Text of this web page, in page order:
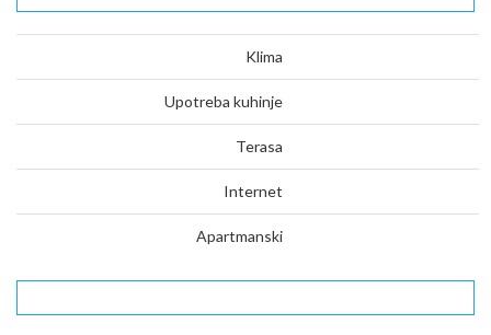
Klima
Upotreba kuhinje
Terasa
Internet
Apartmanski